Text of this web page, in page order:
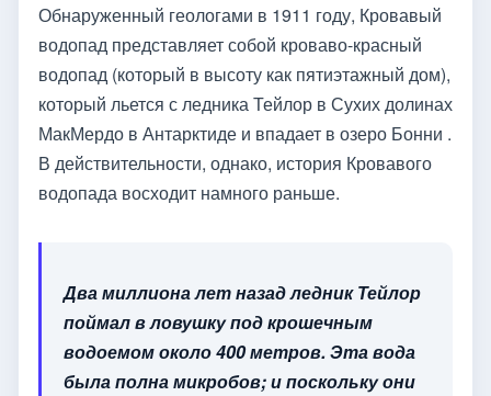
Обнаруженный геологами в 1911 году, Кровавый
водопад представляет собой кроваво-красный
водопад (который в высоту как пятиэтажный дом),
который льется с ледника Тейлор в Сухих долинах
МакМердо в Антарктиде и впадает в озеро Бонни .
В действительности, однако, история Кровавого
водопада восходит намного раньше.
Два миллиона лет назад ледник Тейлор
поймал в ловушку под крошечным
водоемом около 400 метров. Эта вода
была полна микробов; и поскольку они